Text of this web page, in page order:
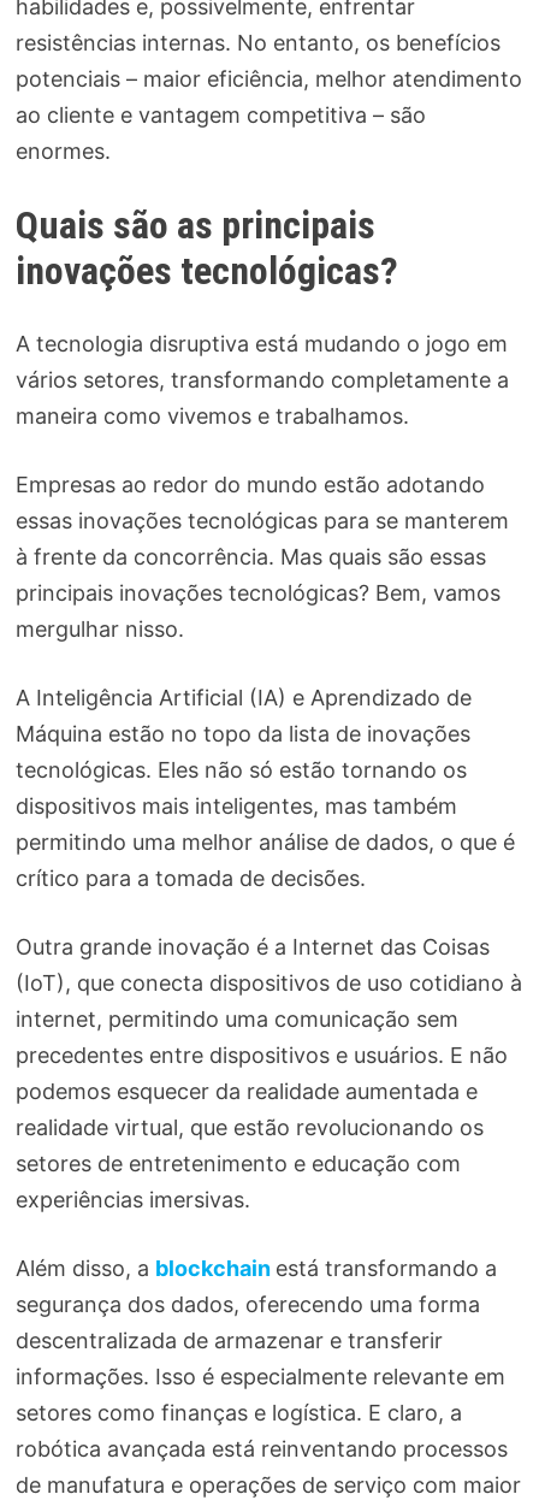
habilidades e, possivelmente, enfrentar
resistências internas. No entanto, os benefícios
potenciais – maior eficiência, melhor atendimento
ao cliente e vantagem competitiva – são
enormes.
Quais são as principais
inovações tecnológicas?
A tecnologia disruptiva está mudando o jogo em
vários setores, transformando completamente a
maneira como vivemos e trabalhamos.
Empresas ao redor do mundo estão adotando
essas inovações tecnológicas para se manterem
à frente da concorrência. Mas quais são essas
principais inovações tecnológicas? Bem, vamos
mergulhar nisso.
A Inteligência Artificial (IA) e Aprendizado de
Máquina estão no topo da lista de inovações
tecnológicas. Eles não só estão tornando os
dispositivos mais inteligentes, mas também
permitindo uma melhor análise de dados, o que é
crítico para a tomada de decisões.
Outra grande inovação é a Internet das Coisas
(IoT), que conecta dispositivos de uso cotidiano à
internet, permitindo uma comunicação sem
precedentes entre dispositivos e usuários. E não
podemos esquecer da realidade aumentada e
realidade virtual, que estão revolucionando os
setores de entretenimento e educação com
experiências imersivas.
Além disso, a blockchain está transformando a
segurança dos dados, oferecendo uma forma
descentralizada de armazenar e transferir
informações. Isso é especialmente relevante em
setores como finanças e logística. E claro, a
robótica avançada está reinventando processos
de manufatura e operações de serviço com maior